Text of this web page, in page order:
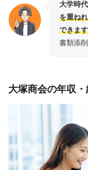
大学時
を重ね
できます
書類添
大塚商会の年収